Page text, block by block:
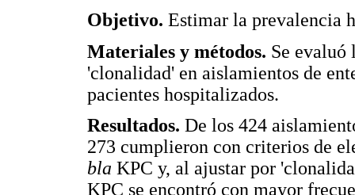
Objetivo. Estimar la prevalencia
Materiales y métodos. Se evaluó
'clonalidad' en aislamientos de
pacientes hospitalizados.
Resultados. De los 424
273 cumplieron con criterios de
bla KPC y, al ajustar por
KPC se encontró con mayor